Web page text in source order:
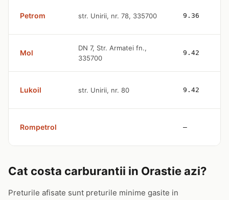
Petrom str. Unirii, nr. 78, 335700 9.36
Mol
DN 7, Str. Armatei fn.,
335700
9.42
Lukoil str. Unirii, nr. 80 9.42
Rompetrol —
Cat costa carburantii in Orastie azi?
Preturile afisate sunt preturile minime gasite in